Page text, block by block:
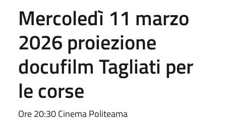
Mercoledì 11 marzo
2026 proiezione
docufilm Tagliati per
le corse
Ore 20:30 Cinema Politeama